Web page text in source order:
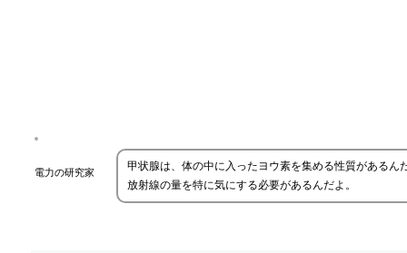
電力の研究家
甲状腺は、体の中に入ったヨウ素を集める性質がある
放射線の量を特に気にする必要があるんだよ。